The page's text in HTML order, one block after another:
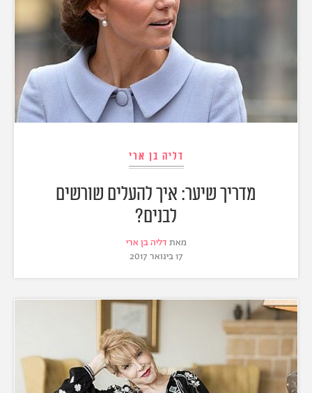
דליה בן ארי
מדריך שיער: איך להעלים שורשים
לבנים?
מאת דליה בן ארי
17 בינואר 2017